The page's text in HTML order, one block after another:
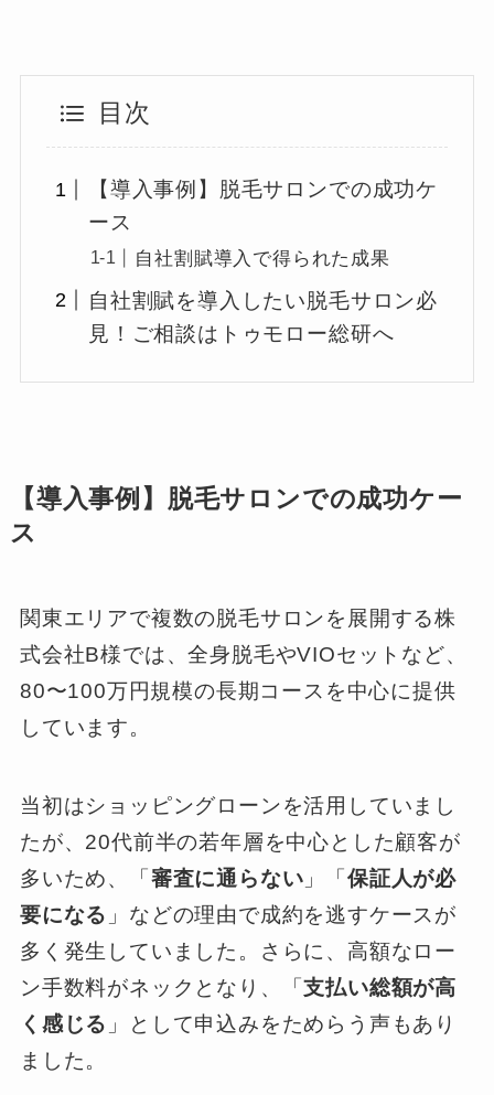
目次
【導入事例】脱毛サロンでの成功ケ
ース
自社割賦導入で得られた成果
自社割賦を導入したい脱毛サロン必
見！ご相談はトゥモロー総研へ
【導入事例】脱毛サロンでの成功ケー
ス
関東エリアで複数の脱毛サロンを展開する株
式会社B様では、全身脱毛やVIOセットなど、
80〜100万円規模の長期コースを中心に提供
しています。
当初はショッピングローンを活用していまし
たが、20代前半の若年層を中心とした顧客が
多いため、「 審査に通らない 」「保証人が必
要になる 」などの理由で成約を逃すケースが
多く発生していました。さらに、高額なロー
ン手数料がネックとなり、「支払い総額が高
く感じる 」として申込みをためらう声もあり
ました。